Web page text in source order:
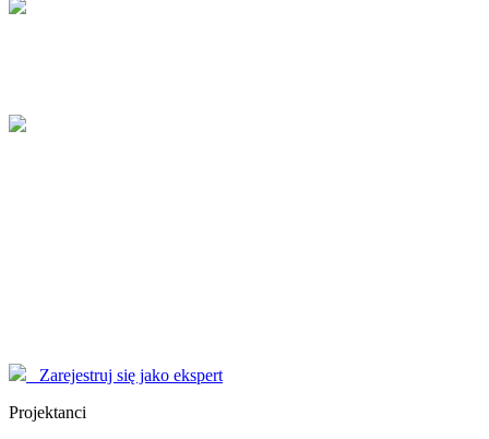
Zarejestruj się jako ekspert
Projektanci